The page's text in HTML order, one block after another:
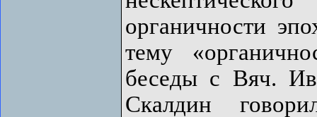
органичности
тему
беседы с Вяч.
Скалдин